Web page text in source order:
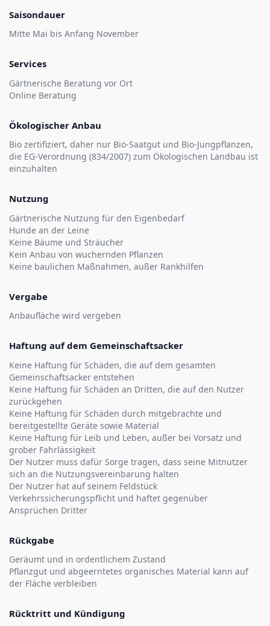
Saisondauer
Mitte Mai bis Anfang November
Services
Gärtnerische Beratung vor Ort
Online Beratung
Ökologischer Anbau
Bio zertifiziert, daher nur Bio-Saatgut und Bio-Jungpflanzen,
die EG-Verordnung (834/2007) zum Ökologischen Landbau ist
einzuhalten
Nutzung
Gärtnerische Nutzung für den Eigenbedarf
Hunde an der Leine
Keine Bäume und Sträucher
Kein Anbau von wuchernden Pflanzen
Keine baulichen Maßnahmen, außer Rankhilfen
Vergabe
Anbaufläche wird vergeben
Haftung auf dem Gemeinschaftsacker
Keine Haftung für Schäden, die auf dem gesamten
Gemeinschaftsacker entstehen
Keine Haftung für Schäden an Dritten, die auf den Nutzer
zurückgehen
Keine Haftung für Schäden durch mitgebrachte und
bereitgestellte Geräte sowie Material
Keine Haftung für Leib und Leben, außer bei Vorsatz und
grober Fahrlässigkeit
Der Nutzer muss dafür Sorge tragen, dass seine Mitnutzer
sich an die Nutzungsvereinbarung halten
Der Nutzer hat auf seinem Feldstück
Verkehrssicherungspflicht und haftet gegenüber
Ansprüchen Dritter
Rückgabe
Geräumt und in ordentlichem Zustand
Pflanzgut und abgeerntetes organisches Material kann auf
der Fläche verbleiben
Rücktritt und Kündigung